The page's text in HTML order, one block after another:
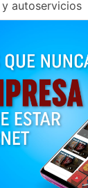
autoservicios